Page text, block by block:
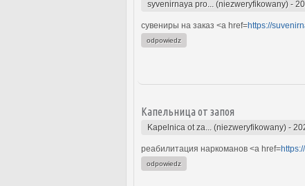
syvenirnaya pro... (niezweryfikowany) -
сувениры на заказ <a href=https://
odpowiedz
Капельница от запоя
Kapelnica ot za... (niezweryfikowany) -
реабилитация наркоманов <a href=
odpowiedz